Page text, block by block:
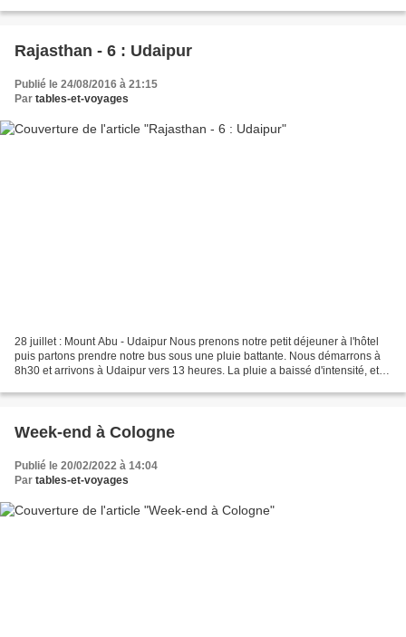
Rajasthan - 6 : Udaipur
Publié le 24/08/2016 à 21:15
Par tables-et-voyages
28 juillet : Mount Abu - Udaipur Nous prenons notre petit déjeuner à l'hôtel
puis partons prendre notre bus sous une pluie battante. Nous démarrons à
8h30 et arrivons à Udaipur vers 13 heures. La pluie a baissé d'intensité, et
Week-end à Cologne
Publié le 20/02/2022 à 14:04
Par tables-et-voyages